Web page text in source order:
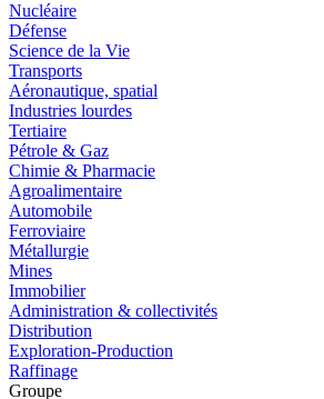
Nucléaire
Défense
Science de la Vie
Transports
Aéronautique, spatial
Industries lourdes
Tertiaire
Pétrole & Gaz
Chimie & Pharmacie
Agroalimentaire
Automobile
Ferroviaire
Métallurgie
Mines
Immobilier
Administration & collectivités
Distribution
Exploration-Production
Raffinage
Groupe